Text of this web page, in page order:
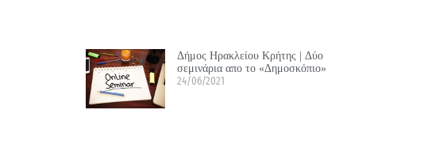
Δήμος Ηρακλείου Κρήτης | Δύο
σεμινάρια απο το «Δημοσκόπιο»
24/06/2021